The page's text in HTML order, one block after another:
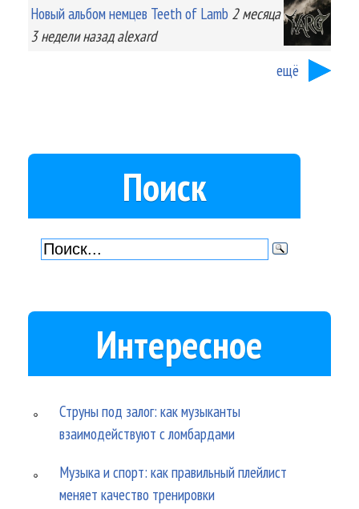
Новый альбом немцев Teeth of Lamb 2 месяца
3 неделиназад alexard
ещё
Поиск
Интересное
Струны под залог: как музыканты
взаимодействуют с ломбардами
Музыка и спорт: как правильный плейлист
меняет качество тренировки